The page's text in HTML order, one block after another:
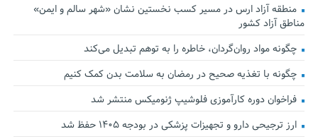
منطقه آزاد ارس در مسیر کسب نخستین نشان «شهر سالم و ایمن»
مناطق آزاد کشور
چگونه مواد روان‌گردان، خاطره را به توهم تبدیل می‌کند
چگونه با تغذیه صحیح در رمضان به سلامت بدن کمک کنیم
فراخوان دوره کارآموزی فلوشیپ ژنومیکس منتشر شد
ارز ترجیحی دارو و تجهیزات پزشکی در بودجه ۱۴۰۵ حفظ شد